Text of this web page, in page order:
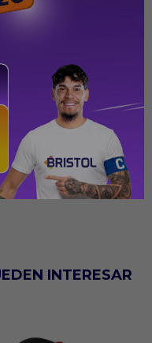
para saltos,
y la forma física.
INTERESAR